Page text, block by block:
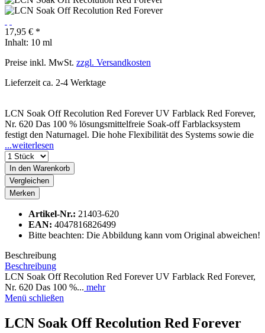
17,95 € *
Inhalt: 10 ml
Preise inkl. MwSt. zzgl. Versandkosten
Lieferzeit ca. 2-4 Werktage
LCN Soak Off Recolution Red Forever UV Farblack Red Forever,
Nr. 620 Das 100 % lösungsmittelfreie Soak-off Farblacksystem
festigt den Naturnagel. Die hohe Flexibilität des Systems sowie die
...weiterlesen
In den Warenkorb
Vergleichen
Merken
Artikel-Nr.: 21403-620
EAN: 4047816826499
Bitte beachten: Die Abbildung kann vom Original abweichen!
Beschreibung
Beschreibung
LCN Soak Off Recolution Red Forever UV Farblack Red Forever,
Nr. 620 Das 100 %... mehr
Menü schließen
LCN Soak Off Recolution Red Forever